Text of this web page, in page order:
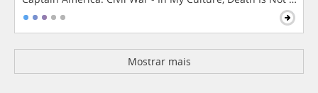
Mostrar mais